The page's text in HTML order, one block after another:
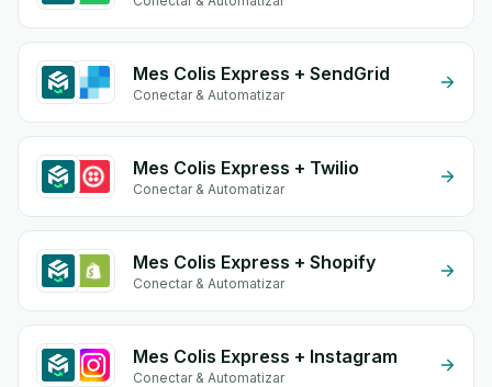
Mes Colis Express + SendGrid
Conectar & Automatizar
Mes Colis Express + Twilio
Conectar & Automatizar
Mes Colis Express + Shopify
Conectar & Automatizar
Mes Colis Express + Instagram
Conectar & Automatizar